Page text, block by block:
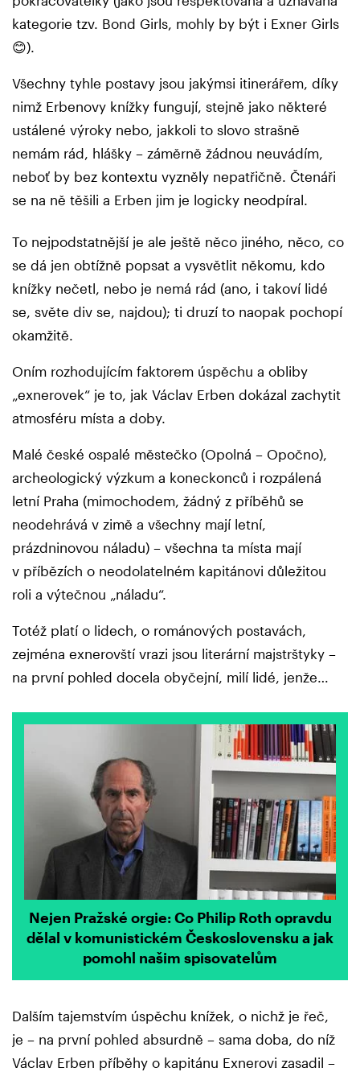
kategorie tzv. Bond Girls, mohly by být i Exner Girls
😊).
Všechny tyhle postavy jsou jakýmsi itinerářem, díky
nimž Erbenovy knížky fungují, stejně jako některé
ustálené výroky nebo, jakkoli to slovo strašně
nemám rád, hlášky – záměrně žádnou neuvádím,
neboť by bez kontextu vyzněly nepatřičně. Čtenáři
se na ně těšili a Erben jim je logicky neodpíral.
To nejpodstatnější je ale ještě něco jiného, něco, co
se dá jen obtížně popsat a vysvětlit někomu, kdo
knížky nečetl, nebo je nemá rád (ano, i takoví lidé
se, světe div se, najdou); ti druzí to naopak pochopí
okamžitě.
Oním rozhodujícím faktorem úspěchu a obliby
„exnerovek“ je to, jak Václav Erben dokázal zachytit
atmosféru místa a doby.
Malé české ospalé městečko (Opolná – Opočno),
archeologický výzkum a koneckonců i rozpálená
letní Praha (mimochodem, žádný z příběhů se
neodehrává v zimě a všechny mají letní,
prázdninovou náladu) – všechna ta místa mají
v příbězích o neodolatelném kapitánovi důležitou
roli a výtečnou „náladu“.
Totéž platí o lidech, o románových postavách,
zejména exnerovští vrazi jsou literární majstrštyky –
na první pohled docela obyčejní, milí lidé, jenže…
Nejen Pražské orgie: Co Philip Roth opravdu
dělal v komunistickém Československu a jak
pomohl našim spisovatelům
Dalším tajemstvím úspěchu knížek, o nichž je řeč,
je – na první pohled absurdně – sama doba, do níž
Václav Erben příběhy o kapitánu Exnerovi zasadil –